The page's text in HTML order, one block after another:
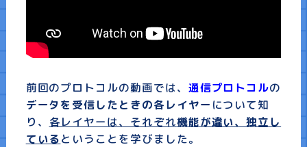
前回のプロトコルの動画では、 通信プロトコルの
データを受信したときの各レイヤー について知
り、 各レイヤーは、それぞれ機能が違い、独立し
ているということを学びました。